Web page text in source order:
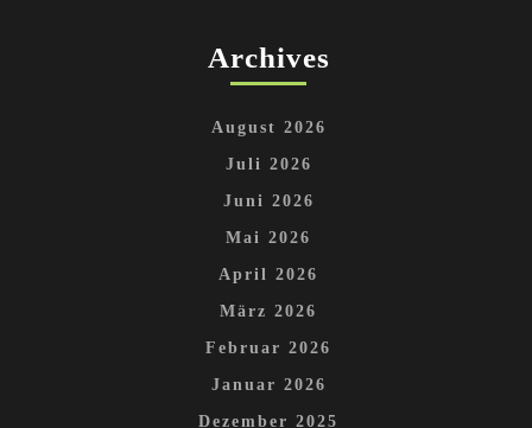
Archives
August 2026
Juli 2026
Juni 2026
Mai 2026
April 2026
März 2026
Februar 2026
Januar 2026
Dezember 2025